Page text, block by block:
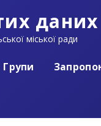
міської ради
Групи